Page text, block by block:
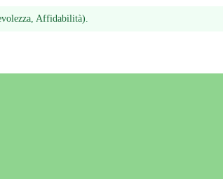
Affidabilità).